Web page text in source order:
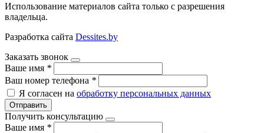
Использование материалов сайта только с разрешения
владельца.
Разработка сайта Dessites.by
Заказать звонок
Ваше имя *
Ваш номер телефона *
Я согласен на обработку персональных данных
Отправить
Получить консультацию
Ваше имя *